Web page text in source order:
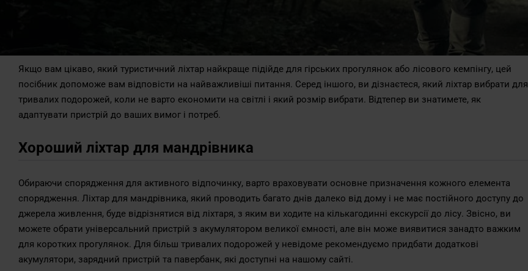
Якщо вам цікаво, який туристичний ліхтар найкраще підійде для гірських прогулянок або лісового кемпінгу, цей
посібник допоможе вам відповісти на найважливіші питання. Серед іншого, ви дізнаєтеся, який ліхтар вибрати для
тривалих подорожей, коли не варто економити на світлі і який розмір вибрати. Відтепер ви знатимете, як
адаптувати пристрій до ваших вимог і потреб.
Хороший ліхтар для мандрівника
Обираючи спорядження для активного відпочинку, варто враховувати основне призначення кожного елемента
спорядження. Ліхтар для мандрівника, який проводить багато днів далеко від дому і не має постійного доступу до
джерела живлення, буде відрізнятися від ліхтаря, з яким ви ходите на кількагодинні екскурсії до лісу. Звісно, ви
можете обрати універсальний пристрій з акумулятором великої ємності, але він може виявитися занадто важким
для коротких прогулянок. Для більш тривалих подорожей у невідоме рекомендуємо придбати додаткові
акумулятори, зарядний пристрій та павербанк, які доступні на нашому сайті.